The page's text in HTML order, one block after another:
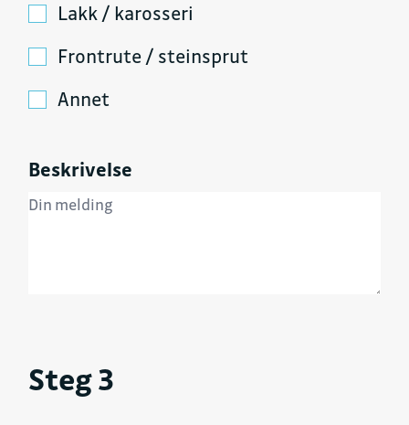
Lakk / karosseri
Frontrute / steinsprut
Annet
Beskrivelse
Steg 3